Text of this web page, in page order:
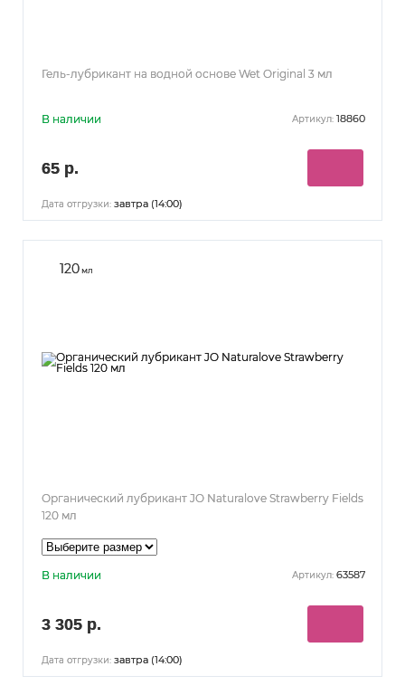
Гель-лубрикант на водной основе Wet Original 3 мл
В наличии Артикул: 18860
65 р.
Дата отгрузки: завтра (14:00)
120мл
Органический лубрикант JO Naturalove Strawberry Fields
120 мл
В наличии Артикул: 63587
3 305 р.
Дата отгрузки: завтра (14:00)